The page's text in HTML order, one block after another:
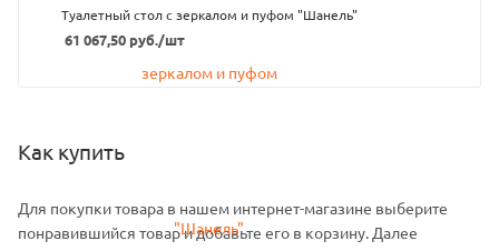
Туалетный стол с зеркалом и пуфом "Шанель"
61 067,50руб./шт
Как купить
Для покупки товара в нашем интернет-магазине выберите
понравившийся товар и добавьте его в корзину. Далее